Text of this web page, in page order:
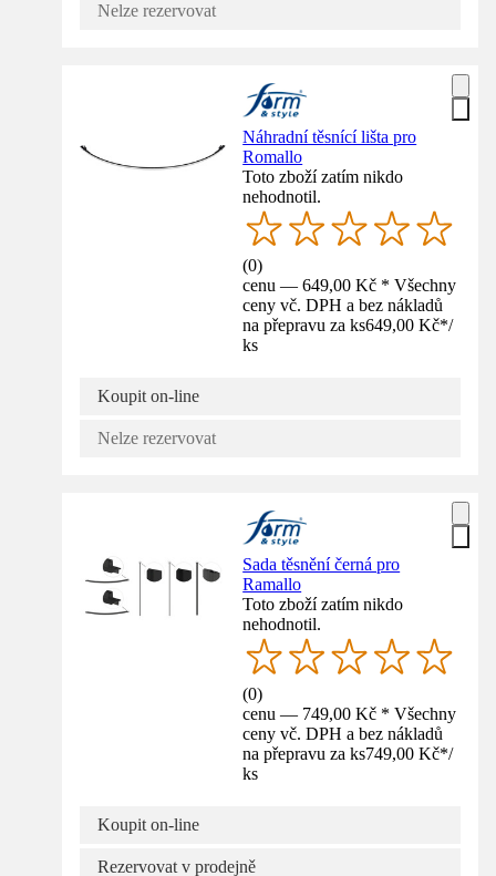
Nelze rezervovat
Náhradní těsnící lišta pro
Romallo
Toto zboží zatím nikdo
nehodnotil.
(0)
cenu — 649,00 Kč * Všechny
ceny vč. DPH a bez nákladů
na přepravu za ks649,00 Kč*/
ks
Koupit on-line
Nelze rezervovat
Sada těsnění černá pro
Ramallo
Toto zboží zatím nikdo
nehodnotil.
(0)
cenu — 749,00 Kč * Všechny
ceny vč. DPH a bez nákladů
na přepravu za ks749,00 Kč*/
ks
Koupit on-line
Rezervovat v prodejně